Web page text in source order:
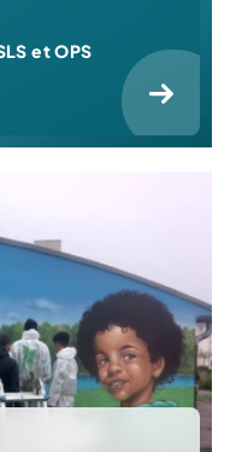
et OPS